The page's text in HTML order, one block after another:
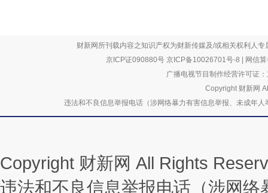
财新网所刊载内容之知识产权为财新传媒及/或相关权利人
京ICP证090880号 京ICP备10026701号-8
网信
广播电视节目制作经营许可证
Copyright 财新网
违法和不良信息举报电话（涉网络暴力有害信息举报、未成
Copyright 财新网 All Rights
违法和不良信息举报电话（涉网